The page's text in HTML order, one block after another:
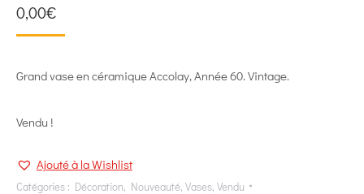
0,00€
Grand vase en céramique Accolay, Année 60. Vintage.
Vendu !
Ajouté à la Wishlist
Catégories : Décoration, Nouveauté, Vases, Vendu